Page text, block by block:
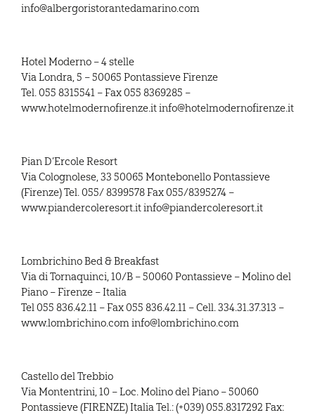
info@albergoristorantedamarino.com
Hotel Moderno – 4 stelle
Via Londra, 5 – 50065 Pontassieve Firenze
Tel. 055 8315541 – Fax 055 8369285 –
www.hotelmodernofirenze.it info@hotelmodernofirenze.it
Pian D’Ercole Resort
Via Colognolese, 33 50065 Montebonello Pontassieve
(Firenze) Tel. 055/ 8399578 Fax 055/8395274 –
www.piandercoleresort.it info@piandercoleresort.it
Lombrichino Bed & Breakfast
Via di Tornaquinci, 10/B – 50060 Pontassieve – Molino del
Piano – Firenze – Italia
Tel 055 836.42.11 – Fax 055 836.42.11 – Cell. 334.31.37.313 –
www.lombrichino.com info@lombrichino.com
Castello del Trebbio
Via Montentrini, 10 – Loc. Molino del Piano – 50060
Pontassieve (FIRENZE) Italia Tel.: (+039) 055.8317292 Fax: